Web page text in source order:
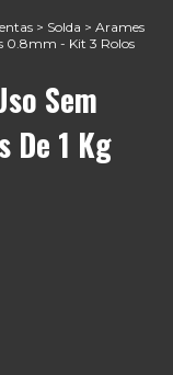
> Solda > Arames
0.8mm - Kit 3 Rolos
Sem
De 1 Kg